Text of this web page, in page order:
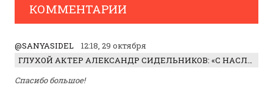
КОММЕНТАРИИ
@SANYASIDEL
12:18, 29 октября
ГЛУХОЙ АКТЕР АЛЕКСАНДР СИДЕЛЬНИКОВ: «С НАСЛАЖДЕНИЕМ ИГРАЛ ОТРИЦАТЕЛЬНОГО ГЕРОЯ!»
Спасибо большое!